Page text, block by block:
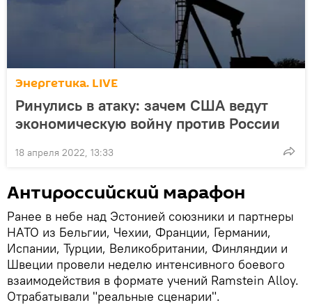
Энергетика. LIVE
Ринулись в атаку: зачем США ведут
экономическую войну против России
18 апреля 2022, 13:33
Антироссийский марафон
Ранее в небе над Эстонией союзники и партнеры
НАТО из Бельгии, Чехии, Франции, Германии,
Испании, Турции, Великобритании, Финляндии и
Швеции провели неделю интенсивного боевого
взаимодействия в формате учений Ramstein Alloy.
Отрабатывали "реальные сценарии".